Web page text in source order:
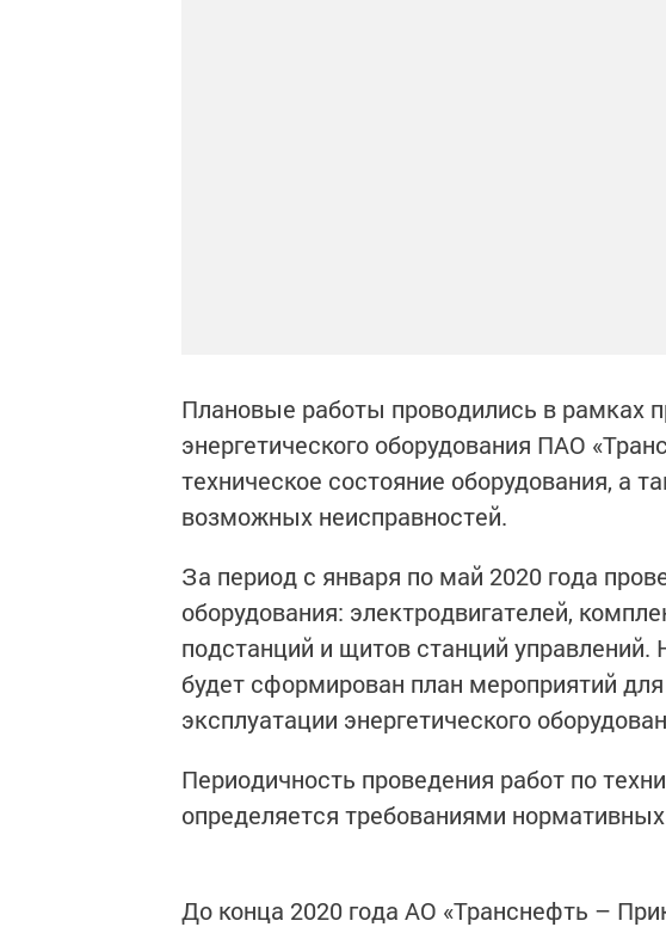
Плановые работы проводились в рамках
энергетического оборудования ПАО
техническое состояние оборудования, а
возможных неисправностей.
За период с января по май 2020 года
оборудования: электродвигателей,
подстанций и щитов станций управлений.
будет сформирован план мероприятий
эксплуатации энергетического
Периодичность проведения работ по
определяется требованиями
До конца 2020 года АО «Транснефть –